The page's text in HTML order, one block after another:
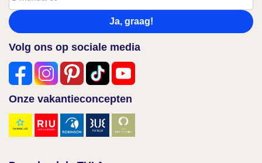
Ja, graag!
Volg ons op sociale media
Onze vakantieconcepten